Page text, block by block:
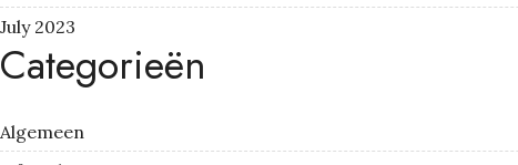
July 2023
Categorieën
Algemeen